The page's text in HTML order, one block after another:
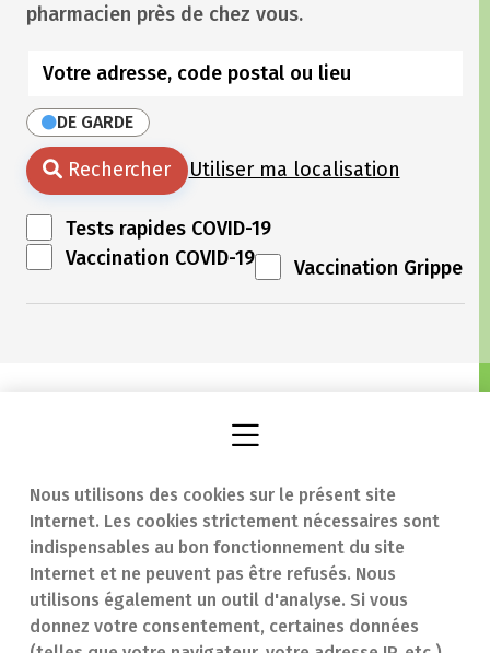
Nous utilisons des cookies sur le présent site
Internet. Les cookies strictement nécessaires sont
indispensables au bon fonctionnement du site
Internet et ne peuvent pas être refusés. Nous
utilisons également un outil d'analyse. Si vous
donnez votre consentement, certaines données
pharmacien près de chez vous.
DE GARDE
Rechercher Utiliser ma localisation
Tests rapides COVID-19
Vaccination COVID-19
Vaccination Grippe
Trouver une
pharmacie
Notre expertise
En cas d'urgence
Contact
Questions